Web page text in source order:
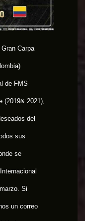
Carpa
de FMS
(2019& 2021),
del
sus
se
Si
un correo